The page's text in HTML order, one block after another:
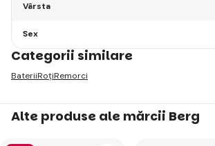
Vârsta
Sex
Categorii similare
BateriiRoțiRemorci
Alte produse ale mărcii Berg